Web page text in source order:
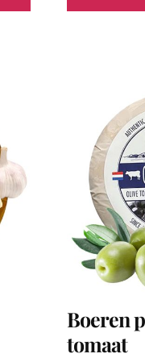
Boeren
tomaat